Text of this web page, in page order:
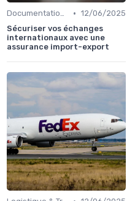
Documentation & Conformité • 12/06/2025
Sécuriser vos échanges
internationaux avec une
assurance import-export